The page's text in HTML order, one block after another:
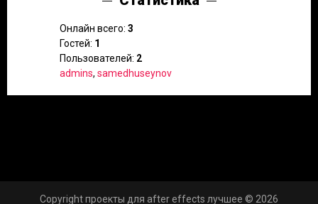
Онлайн всего: 3
Гостей: 1
Пользователей: 2
admins, samedhuseynov
Copyright проекты для after effects лучшее © 2026